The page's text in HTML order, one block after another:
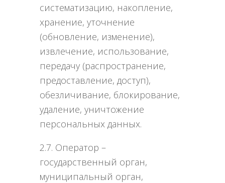
систематизацию, накопление,
хранение, уточнение
(обновление, изменение),
извлечение, использование,
передачу (распространение,
предоставление, доступ),
обезличивание, блокирование,
удаление, уничтожение
персональных данных.
2.7. Оператор –
государственный орган,
муниципальный орган,